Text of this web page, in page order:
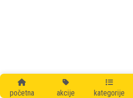
početna akcije kategorije